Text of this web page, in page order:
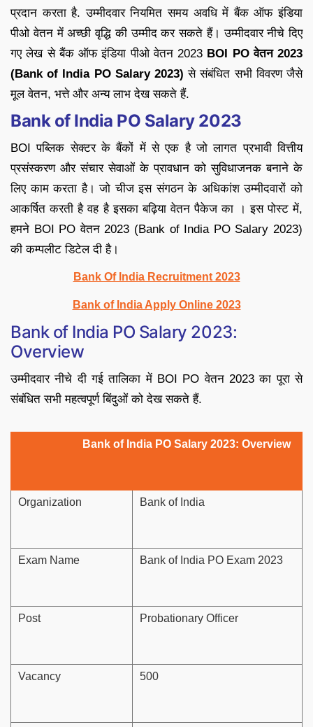
प्रदान करता है. उम्मीदवार नियमित समय अवधि में बैंक ऑफ इंडिया
पीओ वेतन में अच्छी वृद्धि की उम्मीद कर सकते हैं। उम्मीदवार नीचे दिए
गए लेख से बैंक ऑफ इंडिया पीओ वेतन 2023 BOI PO वेतन 2023
(Bank of India PO Salary 2023) से संबंधित सभी विवरण जैसे
मूल वेतन, भत्ते और अन्य लाभ देख सकते हैं.
Bank of India PO Salary 2023
BOI पब्लिक सेक्टर के बैंकों में से एक है जो लागत प्रभावी वित्तीय
प्रसंस्करण और संचार सेवाओं के प्रावधान को सुविधाजनक बनाने के
लिए काम करता है। जो चीज इस संगठन के अधिकांश उम्मीदवारों को
आकर्षित करती है वह है इसका बढ़िया वेतन पैकेज का । इस पोस्ट में,
हमने BOI PO वेतन 2023 (Bank of India PO Salary 2023)
की कम्पलीट डिटेल दी है।
Bank Of India Recruitment 2023
Bank of India Apply Online 2023
Bank of India PO Salary 2023:
Overview
उम्मीदवार नीचे दी गई तालिका में BOI PO वेतन 2023 का पूरा से
संबंधित सभी महत्वपूर्ण बिंदुओं को देख सकते हैं.
Bank of India PO Salary 2023: Overview
Organization Bank of India
Exam Name Bank of India PO Exam 2023
Post Probationary Officer
Vacancy 500